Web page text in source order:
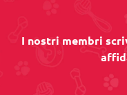
I nostri membri